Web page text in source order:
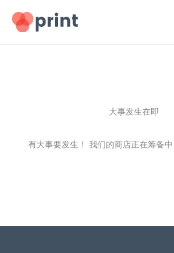
大事发生在即
有大事要发生！ 我们的商店正在筹备中